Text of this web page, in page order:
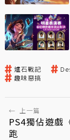
爐石戰記
趣味惡搞
← 上一篇
PS4獨佔遊戲
跑